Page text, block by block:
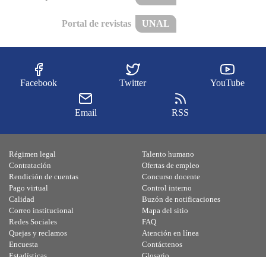
Portal de revistas UNAL
Facebook Twitter YouTube
Email RSS
Régimen legal
Contratación
Rendición de cuentas
Pago virtual
Calidad
Talento humano
Ofertas de empleo
Concurso docente
Control interno
Buzón de notificaciones
Correo institucional
Redes Sociales
Quejas y reclamos
Encuesta
Mapa del sitio
FAQ
Atención en línea
Contáctenos